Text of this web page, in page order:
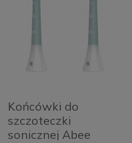
Końcówki do
szczoteczki
sonicznej Abee